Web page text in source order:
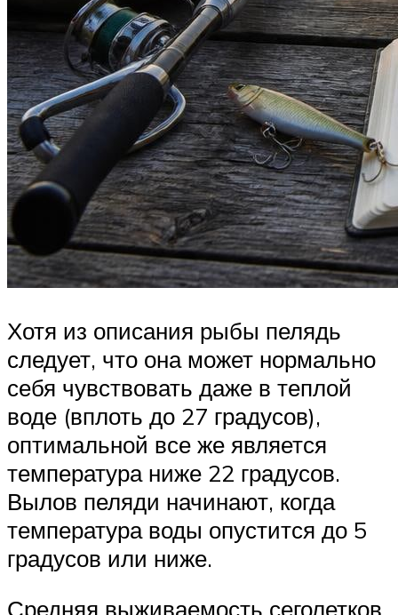
Хотя из описания рыбы пелядь
следует, что она может нормально
себя чувствовать даже в теплой
воде (вплоть до 27 градусов),
оптимальной все же является
температура ниже 22 градусов.
Вылов пеляди начинают, когда
температура воды опустится до 5
градусов или ниже.
Средняя выживаемость сеголетков